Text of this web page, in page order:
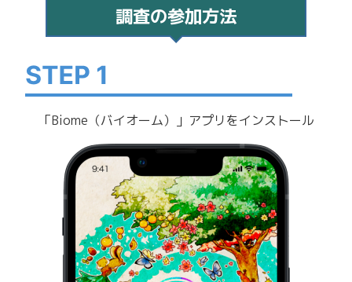
調査の参加方法
「Biome（バイオーム）」アプリをインストール